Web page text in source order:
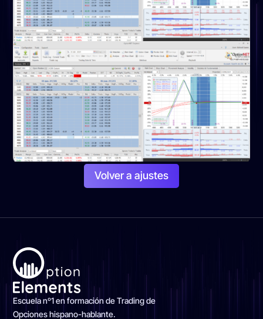
Volver a ajustes
Escuela nº1 en formación de Trading de
Opciones hispano-hablante.